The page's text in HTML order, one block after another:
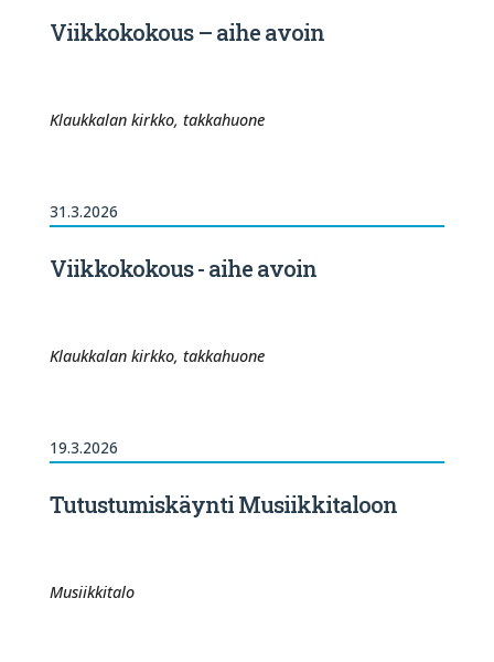
Viikkokokous – aihe avoin
Klaukkalan kirkko, takkahuone
31.3.2026
Viikkokokous - aihe avoin
Klaukkalan kirkko, takkahuone
19.3.2026
Tutustumiskäynti Musiikkitaloon
Musiikkitalo